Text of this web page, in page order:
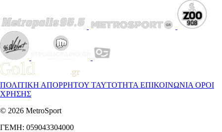
ΠΟΛΙΤΙΚΗ ΑΠΟΡΡΗΤΟΥ ΤΑΥΤΟΤΗΤΑ ΕΠΙΚΟΙΝΩΝΙΑ ΟΡΟΙ
ΧΡΗΣΗΣ
© 2026 MetroSport
ΓΕΜΗ: 059043304000